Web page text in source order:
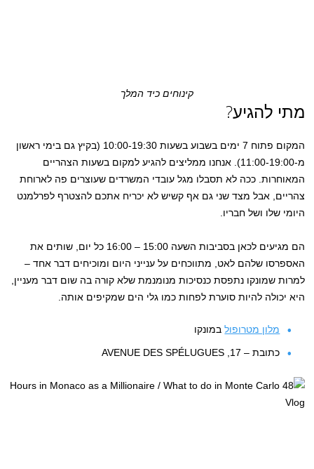
קינוחים כיד המלך
מתי להגיע?
המקום פתוח 7 ימים בשבוע בשעות 10:00-19:30 (בקיץ גם בימי ראשון
מ-11:00-19:00). אנחנו ממליצים להגיע למקום בשעות הצהריים
המאוחרות. ככה לא תסבלו מגל עובדי המשרדים שעוצרים פה לארוחת
צהריים, אבל מצד שני גם אף קשיש לא יכריח אתכם להצטרף לפרלמנט
היומי שלו ושל חבריו.
הם מגיעים לכאן בסביבות השעה 15:00 – 16:00 כל יום, שותים את
האספרסו שלהם לאט, מתווכחים על ענייני היום ומוכיחים דבר אחד –
למרות שמונקו נתפסת כנסיכות מנומנמת שלא קורה בה שום דבר מעניין,
היא יכולה להיות סוערת לפחות כמו גלי הים שמקיפים אותה.
מלון מטרופולבמונקו
כתובת – 17, AVENUE DES SPÉLUGUES